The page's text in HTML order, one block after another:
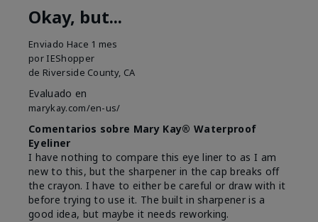
Okay, but...
Enviado Hace 1 mes
por IEShopper
de Riverside County, CA
Evaluado en
marykay.com/en-us/
Comentarios sobre Mary Kay® Waterproof
Eyeliner
I have nothing to compare this eye liner to as I am
new to this, but the sharpener in the cap breaks off
the crayon. I have to either be careful or draw with it
before trying to use it. The built in sharpener is a
good idea, but maybe it needs reworking.